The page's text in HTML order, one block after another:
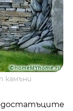
камъни